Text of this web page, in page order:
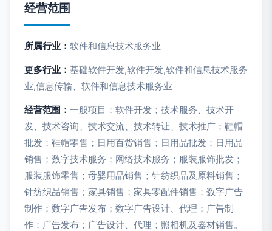
经营范围
所属行业： 软件和信息技术服务业
更多行业： 基础软件开发,软件开发,软件和信息技术服务
业,信息传输、软件和信息技术服务业
经营范围： 一般项目：软件开发；技术服务、技术开
发、技术咨询、技术交流、技术转让、技术推广；鞋帽
批发；鞋帽零售；日用百货销售；日用品批发；日用品
销售；数字技术服务；网络技术服务；服装服饰批发；
服装服饰零售；母婴用品销售；针纺织品及原料销售；
针纺织品销售；家具销售；家具零配件销售；数字广告
制作；数字广告发布；数字广告设计、代理；广告制
作；广告发布；广告设计、代理；照相机及器材销售。